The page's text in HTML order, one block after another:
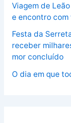
Viagem de
e encontro
Festa da
receber
mor concluído
O dia em que